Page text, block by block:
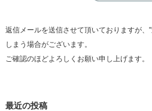
返信メールを送信させて頂いておりますが
しまう場合がございます。
ご確認のほどよろしくお願い申し上げます。
最近の投稿